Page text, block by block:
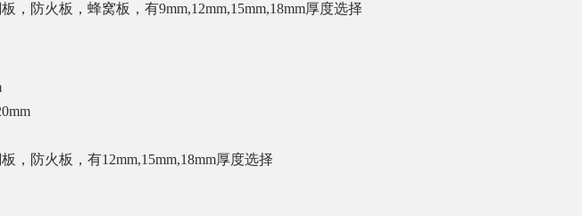
，防火板，蜂窝板，有9mm,12mm,15mm,18mm厚度选择
，防火板，有12mm,15mm,18mm厚度选择